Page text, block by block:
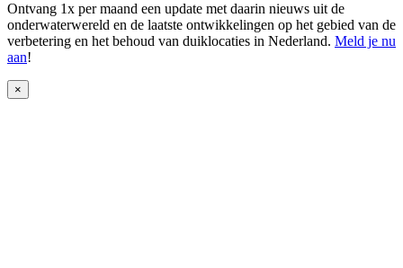
Ontvang 1x per maand een update met daarin nieuws uit de
onderwaterwereld en de laatste ontwikkelingen op het gebied van de
verbetering en het behoud van duiklocaties in Nederland. Meld je nu
aan!
×